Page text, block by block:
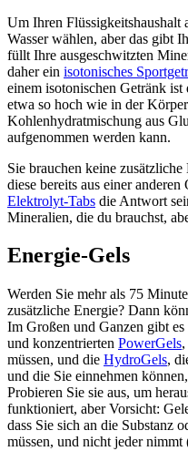
Um Ihren Flüssigkeitshaushalt
Wasser wählen, aber das gibt
füllt Ihre ausgeschwitzten
daher ein isotonisches
einem isotonischen Getränk
etwa so hoch wie in der
Kohlenhydratmischung aus
aufgenommen werden kann.
Sie brauchen keine
diese bereits aus einer
Elektrolyt-Tabs die Antwort
Mineralien, die du brauchst,
Energie-Gels
Werden Sie mehr als 75
zusätzliche Energie? Dann
Im Großen und Ganzen gibt
und konzentrierten PowerGels
müssen, und die HydroGels,
und die Sie einnehmen
Probieren Sie sie aus, um
funktioniert, aber Vorsicht:
dass Sie sich an die Substanz
müssen, und nicht jeder